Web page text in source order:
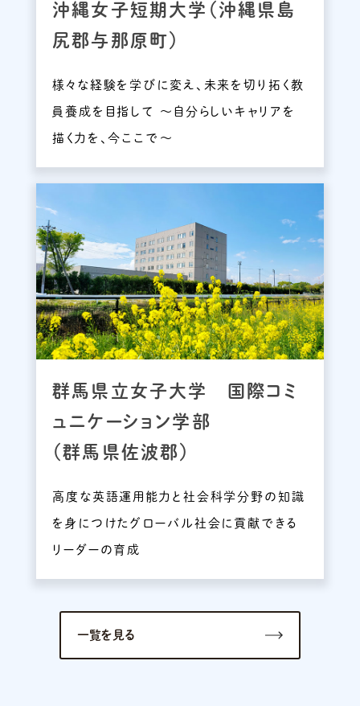
沖縄女子短期大学（沖縄県島
尻郡与那原町）
様々な経験を学びに変え、未来を切り拓く教
員養成を目指して ～自分らしいキャリアを
描く力を、今ここで～
群馬県立女子大学 国際コミ
ュニケーション学部
（群馬県佐波郡）
高度な英語運用能力と社会科学分野の知識
を身につけたグローバル社会に貢献できる
リーダーの育成
一覧を見る